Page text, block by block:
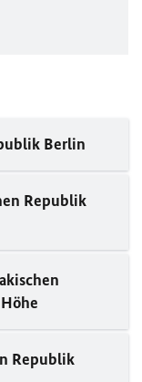
Berlin
Republik
Republik